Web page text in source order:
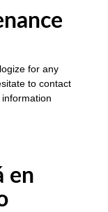
for any
to contact
en